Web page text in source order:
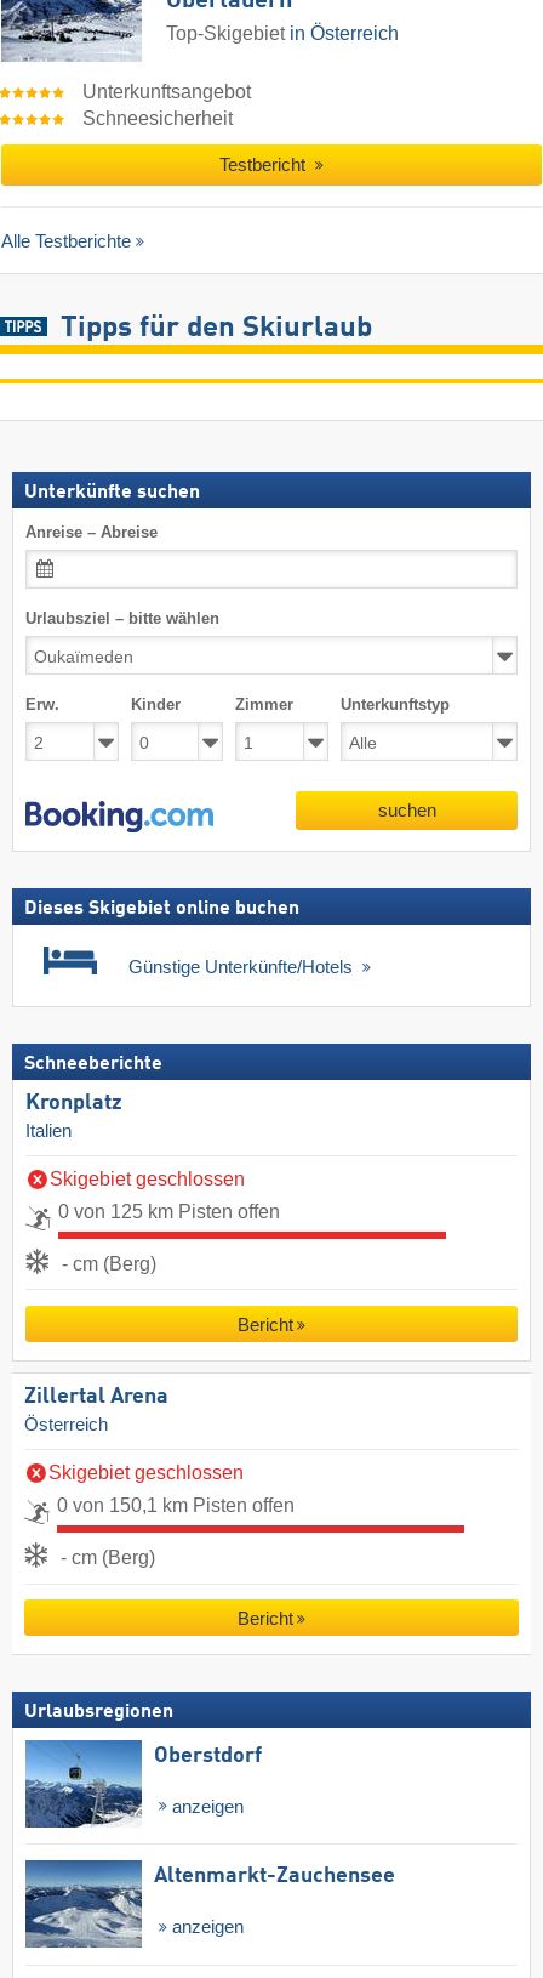
Top-Skigebiet in Österreich
Unterkunftsangebot
Schneesicherheit
Testbericht
Alle Testberichte
Tipps für den Skiurlaub
Unterkünfte suchen
Anreise – Abreise
Urlaubsziel – bitte wählen
Erw. Kinder Zimmer Unterkunftstyp
suchen
Dieses Skigebiet online buchen
Günstige Unterkünfte/Hotels
Schneeberichte
Kronplatz
Italien
Skigebiet geschlossen
0 von 125 km Pisten offen
- cm (Berg)
Bericht
Zillertal Arena
Österreich
Skigebiet geschlossen
0 von 150,1 km Pisten offen
- cm (Berg)
Bericht
Urlaubsregionen
Oberstdorf
anzeigen
Altenmarkt-Zauchensee
anzeigen